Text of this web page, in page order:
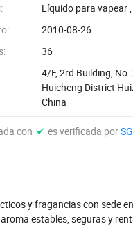
‪Líquido para vapear‬
2010-08-26
36
4/F, 2rd Building,
Huicheng District
China
con es verificada por
y fragancias con sede
estables, seguras y